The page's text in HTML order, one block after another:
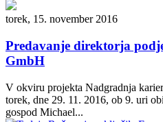
torek, 15. november 2016
Predavanje direktorja
GmbH
V okviru projekta Nadgradnja
torek, dne 29. 11. 2016, ob 9. uri
gospod Michael...